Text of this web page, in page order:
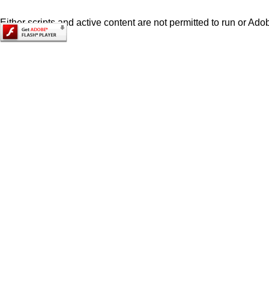
Either scripts and active content are not permitted to run or